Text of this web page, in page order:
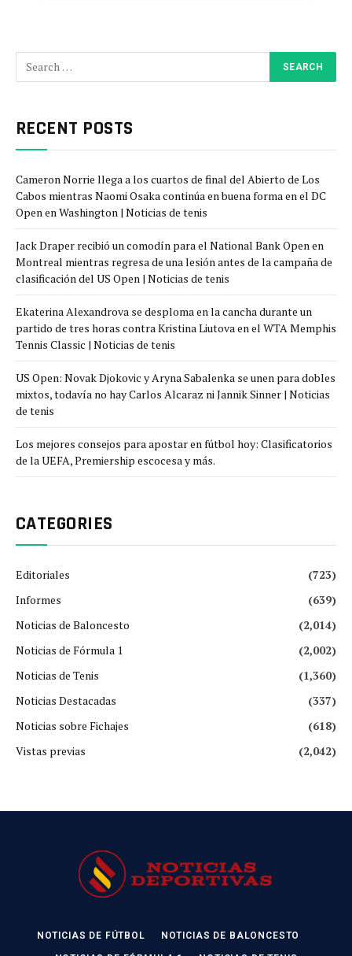
RECENT POSTS
Cameron Norrie llega a los cuartos de final del Abierto de Los
Cabos mientras Naomi Osaka continúa en buena forma en el DC
Open en Washington | Noticias de tenis
Jack Draper recibió un comodín para el National Bank Open en
Montreal mientras regresa de una lesión antes de la campaña de
clasificación del US Open | Noticias de tenis
Ekaterina Alexandrova se desploma en la cancha durante un
partido de tres horas contra Kristina Liutova en el WTA Memphis
Tennis Classic | Noticias de tenis
US Open: Novak Djokovic y Aryna Sabalenka se unen para dobles
mixtos, todavía no hay Carlos Alcaraz ni Jannik Sinner | Noticias
de tenis
Los mejores consejos para apostar en fútbol hoy: Clasificatorios
de la UEFA, Premiership escocesa y más.
CATEGORIES
Editoriales
(723)
Informes
(639)
Noticias de Baloncesto
(2,014)
Noticias de Fórmula 1
(2,002)
Noticias de Tenis
(1,360)
Noticias Destacadas
(337)
Noticias sobre Fichajes
(618)
Vistas previas
(2,042)
NOTICIAS DE FÚTBOL NOTICIAS DE BALONCESTO